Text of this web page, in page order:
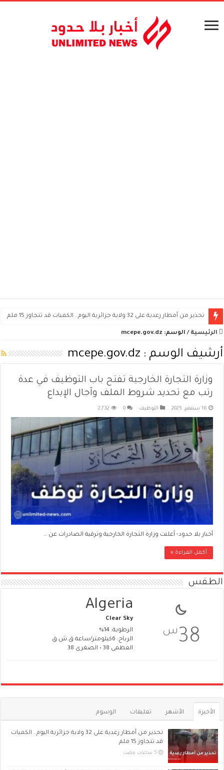
تحذير من أمطار رعدية على 32 ولاية جزائرية اليوم.. الكميات قد تتجاوز 15 ملم
الرئيسية / الوسم: mcepe.gov.dz
أرشيف الوسم : mcepe.gov.dz
وزارة التجارة الخارجية تفتح باب التوظيف في عدة
رتب مع تحديد شروط الملف وآجال الإيداع
16 سبتمبر، 2025 التوظيف 0
2,732
أخبار بلا حدود- أعلنت وزارة التجارة الخارجية وترقية الصادرات عن …
أكمل القراءة »
الطقس
38 س
Algeria
Clear Sky
الرطوبة: 14%
الرياح: 6كيلومتر/ساعة ق.ش.ق‎
العظمى 38 • الصغرى 38
الأخيرة الأشهر تعليقات الوسوم
تحذير من أمطار رعدية على 32 ولاية جزائرية اليوم.. الكميات
قد تتجاوز 15 ملم